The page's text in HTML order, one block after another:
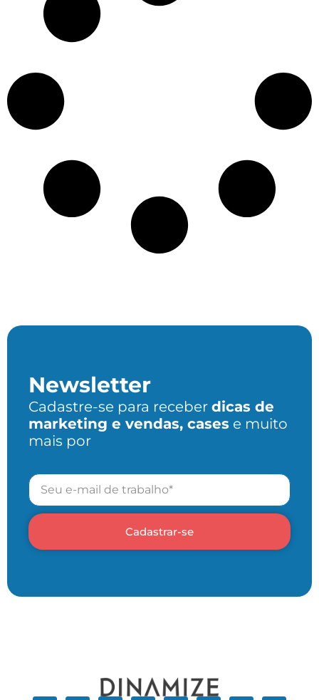
Newsletter
Cadastre-se para receber dicas de
marketing e vendas, cases e muito
mais por
Cadastrar-se